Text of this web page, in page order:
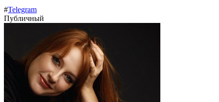
#Telegram
Публичный